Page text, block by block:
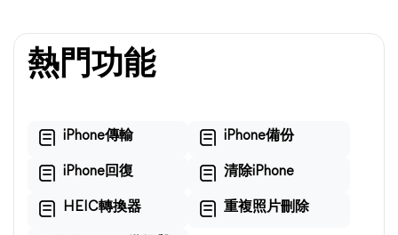
熱門功能
iPhone傳輸 iPhone備份
iPhone回復 清除iPhone
HEIC轉換器 重複照片刪除